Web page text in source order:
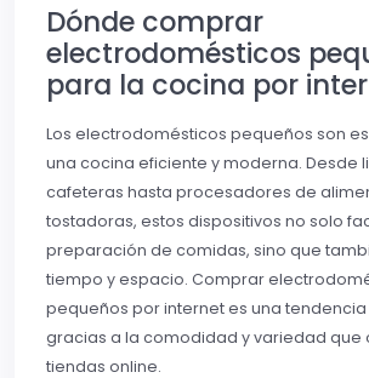
Dónde comprar
electrodomésticos
para la cocina por
Los electrodomésticos pequeños son
una cocina eficiente y moderna. Desde
cafeteras hasta procesadores de
tostadoras, estos dispositivos no solo
preparación de comidas, sino que
tiempo y espacio. Comprar
pequeños por internet es una
gracias a la comodidad y variedad que
tiendas online.